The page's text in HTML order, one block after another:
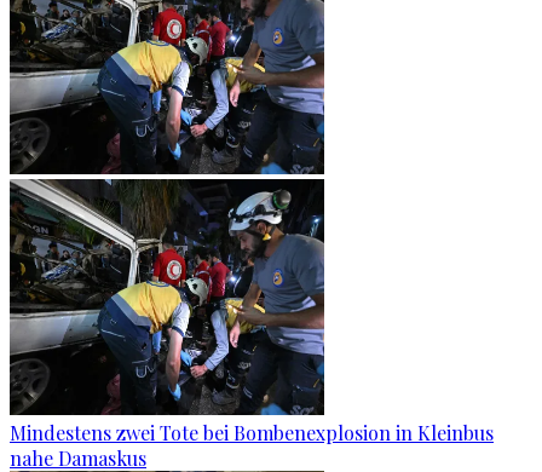
Mindestens zwei Tote bei Bombenexplosion in Kleinbus
nahe Damaskus